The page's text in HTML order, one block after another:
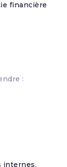
financière
:
internes.